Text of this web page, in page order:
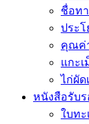
ชื่อท
ประ
คุณค่
แกะ
ไก่ผัด
หนังสือรับร
ใบท